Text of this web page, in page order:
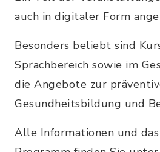
auch in digitaler Form
Besonders beliebt sind
Sprachbereich sowie im
die Angebote zur
Gesundheitsbildung und
Alle Informationen und